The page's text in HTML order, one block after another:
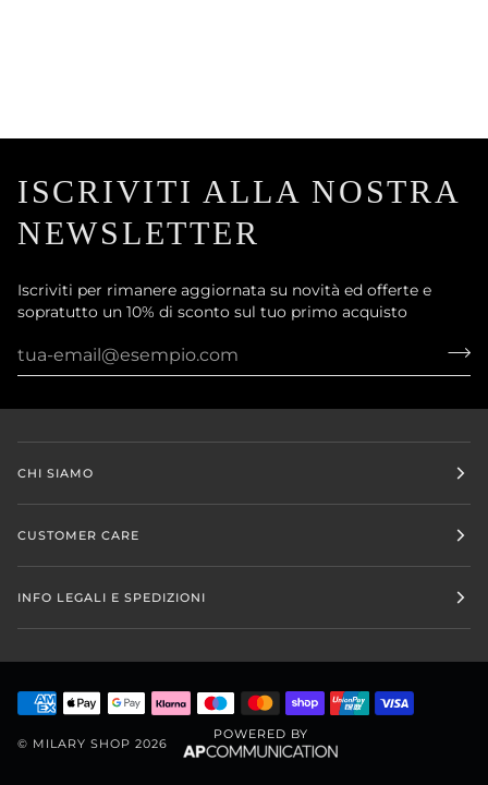
ISCRIVITI ALLA NOSTRA
NEWSLETTER
Iscriviti per rimanere aggiornata su novità ed offerte e
sopratutto un 10% di sconto sul tuo primo acquisto
CHI SIAMO
CUSTOMER CARE
INFO LEGALI E SPEDIZIONI
© MILARY SHOP 2026
POWERED BY